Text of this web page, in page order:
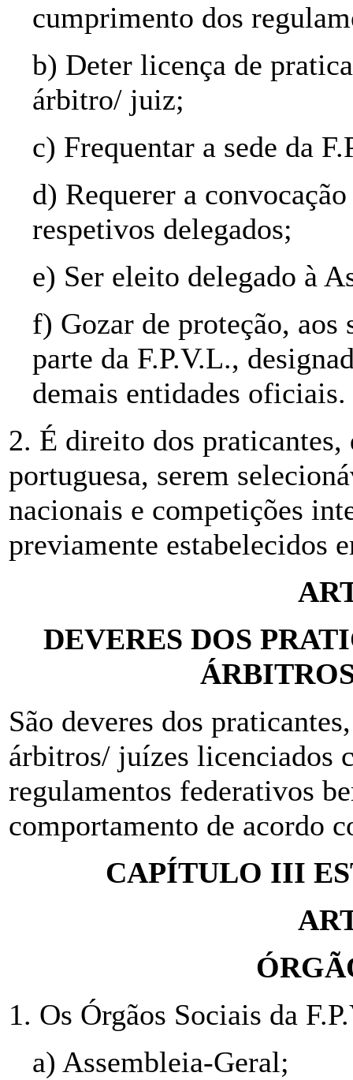
cumprimento dos
b) Deter licença de
árbitro/ juiz;
c) Frequentar a sede da
d) Requerer a
respetivos delegados;
e) Ser eleito delegado à
f) Gozar de proteção, aos
parte da F.P.V.L.,
demais entidades oficiais.
2. É direito dos praticantes,
portuguesa, serem
nacionais e competições
previamente estabelecidos
DEVERES DOS
São deveres dos
árbitros/ juízes licenciados
regulamentos federativos
comportamento de acordo
CAPÍTULO III
1. Os Órgãos Sociais da
a) Assembleia-Geral;